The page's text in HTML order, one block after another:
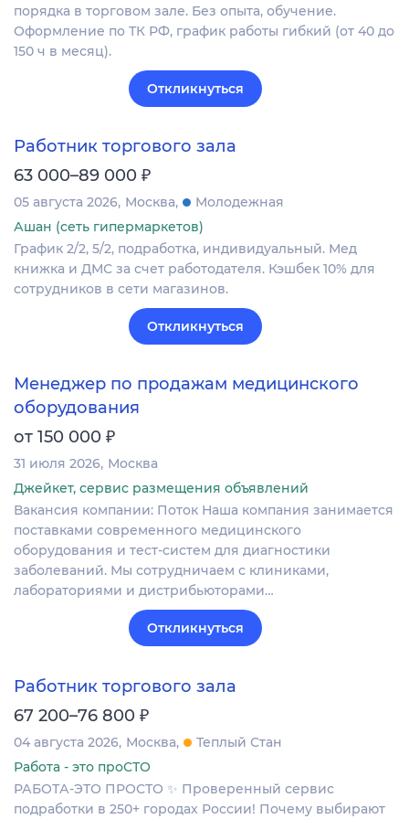
порядка в торговом зале. Без опыта, обучение.
Оформление по ТК РФ, график работы гибкий (от 40 до
150 ч в месяц).
Откликнуться
Работник торгового зала
63 000–89 000 ₽
05 августа 2026 Москва
Молодежная
Ашан (сеть гипермаркетов)
График 2/2, 5/2, подработка, индивидуальный. Мед
книжка и ДМС за счет работодателя. Кэшбек 10% для
сотрудников в сети магазинов.
Откликнуться
Менеджер по продажам медицинского
оборудования
от 150 000 ₽
31 июля 2026 Москва
Джейкет, сервис размещения объявлений
Вакансия компании: Поток Наша компания занимается
поставками современного медицинского
оборудования и тест-систем для диагностики
заболеваний. Мы сотрудничаем с клиниками,
лабораториями и дистрибьюторами…
Откликнуться
Работник торгового зала
67 200–76 800 ₽
04 августа 2026 Москва
Теплый Стан
Работа - это проСТО
РАБОТА-ЭТО ПРОСТО ✨ Проверенный сервис
подработки в 250+ городах России! Почему выбирают